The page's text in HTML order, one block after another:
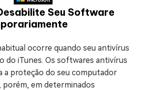
Seu Software
ocorre quando seu antivírus
do iTunes. Os softwares antivírus
a proteção do seu computador
porém, em determinados